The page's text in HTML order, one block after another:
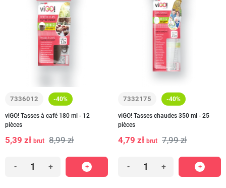
7336012 -40%
viGO! Tasses à café 180 ml - 12
pièces
5,39 zł brut 8,99 zł
- +
7332175 -40%
viGO! Tasses chaudes 350 ml - 25
pièces
4,79 zł brut 7,99 zł
- +